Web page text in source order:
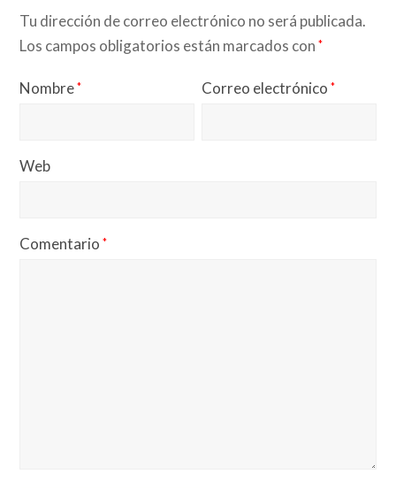
Tu dirección de correo electrónico no será publicada.
Los campos obligatorios están marcados con*
Nombre* Correo electrónico*
Web
Comentario*